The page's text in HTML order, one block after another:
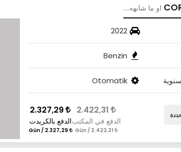
او ما شابهه....
2022
Benzin
Otomatik
2.422,31
الدفع في المكتب
2.422,31 / Gün
2.327,29
الدفع بالكريدت
2.327,29 / Gün